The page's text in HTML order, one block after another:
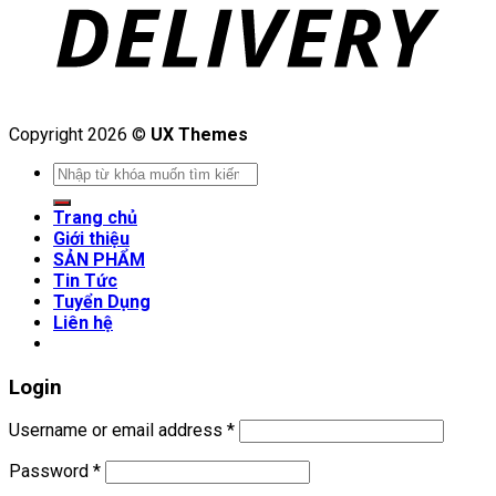
Copyright 2026 © UX Themes
Search
for:
Trang chủ
Giới thiệu
SẢN PHẨM
Tin Tức
Tuyển Dụng
Liên hệ
Login
Username or email address *
Password *